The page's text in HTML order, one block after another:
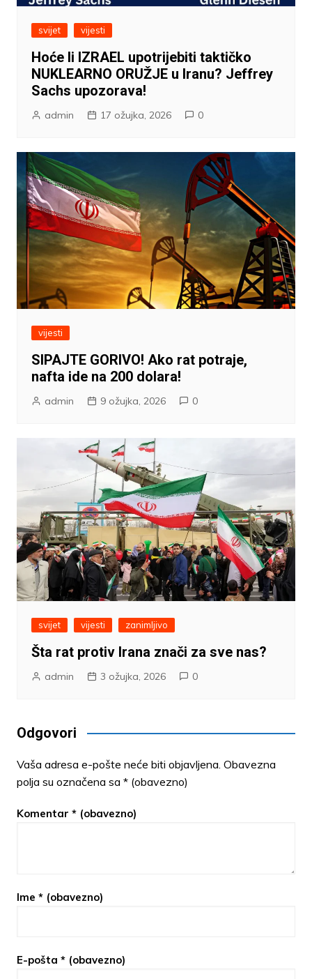
svijet vijesti
Hoće li IZRAEL upotrijebiti taktičko
NUKLEARNO ORUŽJE u Iranu? Jeffrey
Sachs upozorava!
admin 17 ožujka, 2026 0
vijesti
SIPAJTE GORIVO! Ako rat potraje,
nafta ide na 200 dolara!
admin 9 ožujka, 2026 0
svijet vijesti zanimljivo
Šta rat protiv Irana znači za sve nas?
admin 3 ožujka, 2026 0
Odgovori
Vaša adresa e-pošte neće biti objavljena. Obavezna
polja su označena sa * (obavezno)
Komentar * (obavezno)
Ime * (obavezno)
E-pošta * (obavezno)